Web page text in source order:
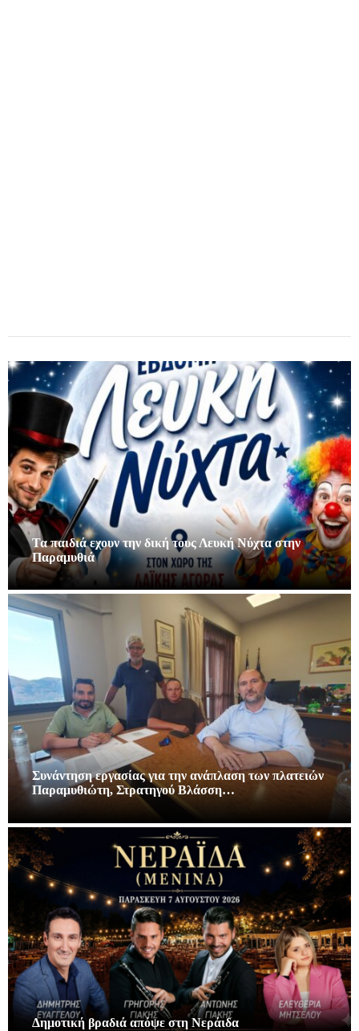
Τα παιδιά εχουν την δική τους Λευκή Νύχτα στην
Παραμυθιά
Συνάντηση εργασίας για την ανάπλαση των πλατειών
Παραμυθιώτη, Στρατηγού Βλάσση…
Δημοτική βραδιά απόψε στη Νεράιδα